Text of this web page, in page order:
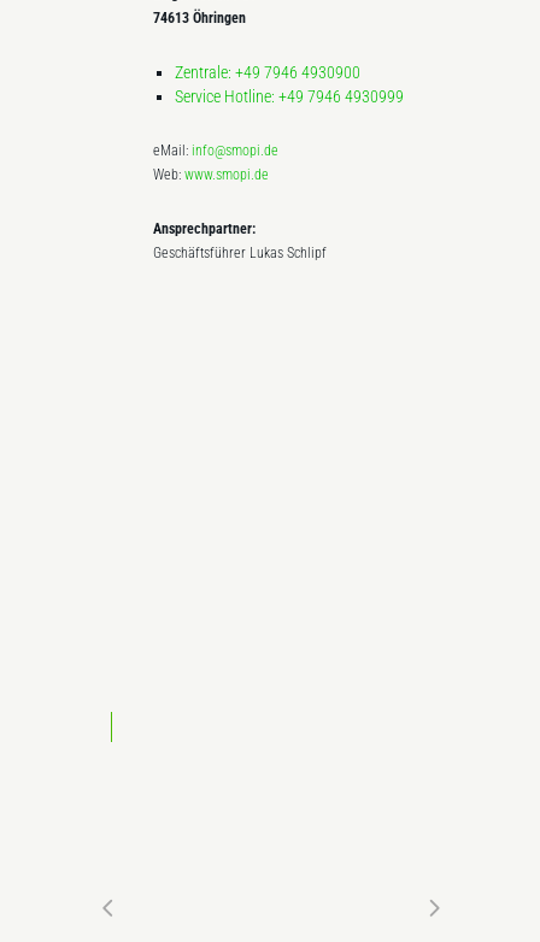
74613 Öhringen
Zentrale: +49 7946 4930900
Service Hotline: +49 7946 4930999
eMail: info@smopi.de
Web: www.smopi.de
Ansprechpartner:
Geschäftsführer Lukas Schlipf